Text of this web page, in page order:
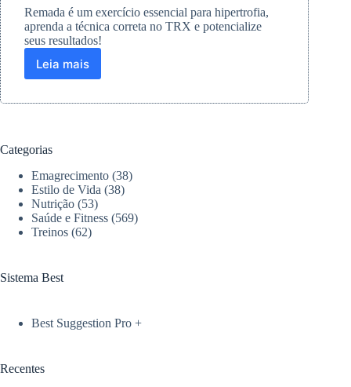
Remada é um exercício essencial para hipertrofia,
aprenda a técnica correta no TRX e potencialize
seus resultados!
Leia mais
Como
remada
completo
para
seu
treino
Categorias
Emagrecimento (38)
Estilo de Vida (38)
Nutrição (53)
Saúde e Fitness (569)
Treinos (62)
Sistema Best
Best Suggestion Pro +
Recentes